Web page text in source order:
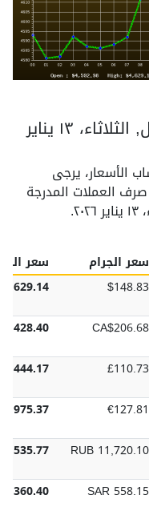
سعر الذهب في مختلف الدول, الثلاثاء، ١٣ يناير
الأسعار، يرجى
صرف العملات المدرجة
سعر الجرام
سعر
$148.83
$4,629.14
CA$206.68
£110.73
£3,444.17
€127.81
€3,975.37
RUB 11,720.10
SAR 558.15